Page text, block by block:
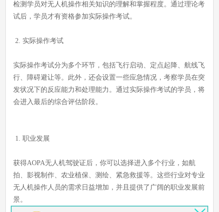
检测学员对无人机操作相关知识的理解和掌握程度。通过理论考
试后，学员才有资格参加实际操作考试。
2. 实际操作考试
实际操作考试分为多个环节，包括飞行启动、定点起降、航线飞
行、障碍避让等。此外，还会设置一些应急情况，考察学员在突
发状况下的反应能力和处理能力。通过实际操作考试的学员，将
会进入最后的综合评估阶段。
1. 职业发展
获得AOPA无人机驾驶证后，你可以选择进入多个行业，如航
拍、影视制作、农业植保、测绘、紧急救援等。这些行业对专业
无人机操作人员的需求日益增加，并且提供了广阔的职业发展前
景。